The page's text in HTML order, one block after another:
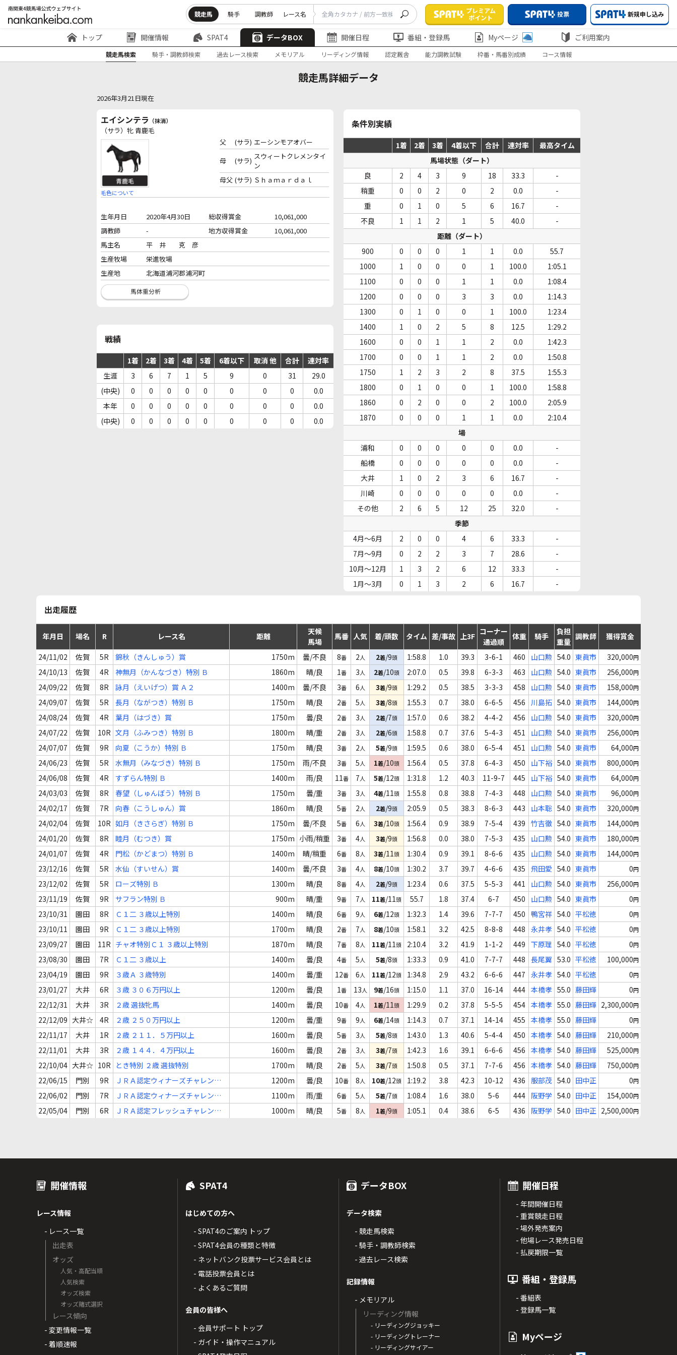
競走馬 騎手 調教師 レース名
プレミアム
ポイント
投票 新規申し込み
トップ 開催情報 SPAT4 データBOX 開催日程 番組・登録馬 Myページ ご利用案内
競走馬検索 騎手・調教師検索 過去レース検索 メモリアル リーディング情報 認定厩舎 能力調教試験 枠番・馬番別成績 コース情報
競走馬詳細データ
2026年3月21日現在
エイシンテラ （抹消）
（サラ）牝 青鹿毛
毛色について
父 (サラ) エーシンモアオバー
母
(サラ) スウィートクレメンタイ
ン
母父 (サラ) Ｓｈａｍａｒｄａｌ
生年月日 2020年4月30日 総収得賞金
10,061,000
調教師
- 地方収得賞金
10,061,000
馬主名
平 井 克 彦
生産牧場
栄進牧場
生産地
北海道浦河郡浦河町
戦績
1着 2着 3着 4着 5着 6着以下 取消 他 合計
連対率
生涯
3 6 7 1 5 9 0 31
29.0
(中央)
0 0 0 0 0 0 0 0
0.0
本年
0 0 0 0 0 0 0 0
0.0
(中央)
0 0 0 0 0 0 0 0 0.0
条件別実績
1着 2着 3着 4着以下 合計 連対率
最高タイム
馬場状態（ダート）
良
2 4 3 9 18 33.3
-
稍重
0 0 2 0 2 0.0
-
重
0 1 0 5 6 16.7
-
不良
1 1 2 1 5 40.0
-
距離（ダート）
900
0 0 0 1 1 0.0
55.7
1000
1 0 0 0 1 100.0
1:05.1
1100
0 0 0 1 1 0.0
1:08.4
1200
0 0 0 3 3 0.0
1:14.3
1300
0 1 0 0 1 100.0
1:23.4
1400
1 0 2 5 8 12.5
1:29.2
1600
0 0 1 1 2 0.0
1:42.3
1700
0 0 1 1 2 0.0
1:50.8
1750
1 2 3 2 8 37.5
1:55.3
1800
0 1 0 0 1 100.0
1:58.8
1860
0 2 0 0 2 100.0
2:05.9
1870
0 0 0 1 1 0.0
2:10.4
場
浦和
0 0 0 0 0 0.0
-
船橋
0 0 0 0 0 0.0
-
大井
1 0 2 3 6 16.7
-
川崎
0 0 0 0 0 0.0
-
その他
2 6 5 12 25 32.0
-
季節
4月～6月
2 0 0 4 6 33.3
-
7月～9月
0 2 2 3 7 28.6
-
10月～12月
1 3 2 6 12 33.3
-
1月～3月
0 1 3 2 6 16.7 -
出走履歴
年月日 場名 R レース名 距離
天候
馬場
馬番 人気 着/頭数 タイム 差/事故 上3F コーナー
通過順
体重 騎手
負担
重量
調教師 獲得賞金
24/11/02 佐賀 5R 錦秋（きんしゅう）賞 1750m 曇/不良 8番 2人 2着/9頭 1:58.8 1.0 39.3 3-6-1 460 山口勲 54.0 東眞市 320,000円
24/10/13 佐賀 4R 神無月（かんなづき）特別 Ｂ 1860m 晴/良 1番 3人 2着/10頭 2:07.0 0.5 39.8 6-3-3 463 山口勲 54.0 東眞市 256,000円
24/09/22 佐賀 8R 詠月（えいげつ）賞 Ａ２ 1400m 曇/不良 3番 6人 3着/9頭 1:29.2 0.5 38.5 3-3-3 458 山口勲 54.0 東眞市 158,000円
24/09/07 佐賀 5R 長月（ながつき）特別 Ｂ 1750m 晴/良 2番 5人 3着/8頭 1:55.3 0.7 38.0 6-6-5 456 川島拓 54.0 東眞市 144,000円
24/08/24 佐賀 4R 葉月（はづき）賞 1750m 曇/良 2番 3人 2着/7頭 1:57.0 0.6 38.2 4-4-2 456 山口勲 54.0 東眞市 320,000円
24/07/22 佐賀 10R 文月（ふみつき）特別 Ｂ 1800m 晴/重 2番 3人 2着/6頭 1:58.8 0.7 37.6 5-4-3 451 山口勲 54.0 東眞市 256,000円
24/07/07 佐賀 9R 向夏（こうか）特別 Ｂ 1750m 晴/良 3番 2人 5着/9頭 1:59.5 0.6 38.0 6-5-4 451 山口勲 54.0 東眞市 64,000円
24/06/23 佐賀 5R 水無月（みなづき）特別 Ｂ 1750m 雨/不良 3番 5人 1着/10頭 1:56.4 0.5 37.8 6-4-3 450 山下裕 54.0 東眞市 800,000円
24/06/08 佐賀 4R すずらん特別 Ｂ 1400m 雨/良 11番 7人 5着/12頭 1:31.8 1.2 40.3 11-9-7 445 山下裕 54.0 東眞市 64,000円
24/03/03 佐賀 8R 春望（しゅんぼう）特別 Ｂ 1750m 曇/重 3番 3人 4着/11頭 1:55.8 0.8 38.8 7-4-3 448 山口勲 54.0 東眞市 96,000円
24/02/17 佐賀 7R 向春（こうしゅん）賞 1860m 晴/良 5番 2人 2着/9頭 2:05.9 0.5 38.3 8-6-3 443 山本聡 54.0 東眞市 320,000円
24/02/04 佐賀 10R 如月（きさらぎ）特別 Ｂ 1750m 曇/不良 5番 6人 3着/10頭 1:56.4 0.9 38.9 7-5-4 439 竹吉徹 54.0 東眞市 144,000円
24/01/20 佐賀 8R 睦月（むつき）賞 1750m 小雨/稍重 3番 4人 3着/9頭 1:56.8 0.0 38.0 7-5-3 435 山口勲 54.0 東眞市 180,000円
24/01/07 佐賀 4R 門松（かどまつ）特別 Ｂ 1400m 晴/稍重 6番 8人 3着/11頭 1:30.4 0.9 39.1 8-6-6 435 山口勲 54.0 東眞市 144,000円
23/12/16 佐賀 5R 水仙（すいせん）賞 1400m 曇/不良 3番 4人 8着/10頭 1:30.2 3.7 39.7 4-6-6 435 飛田愛 54.0 東眞市 0円
23/12/02 佐賀 5R ローズ特別 Ｂ 1300m 晴/良 8番 4人 2着/9頭 1:23.4 0.6 37.5 5-5-3 441 山口勲 54.0 東眞市 256,000円
23/11/19 佐賀 9R サフラン特別 Ｂ 900m 晴/重 9番 7人 11着/11頭 55.7 1.8 37.4 6-7 450 山口勲 54.0 東眞市 0円
23/10/31 園田 8R Ｃ１二 ３歳以上特別 1400m 晴/良 6番 9人 6着/12頭 1:32.3 1.4 39.6 7-7-7 450 鴨宮祥 54.0 平松徳 0円
23/10/11 園田 9R Ｃ１二 ３歳以上特別 1700m 晴/良 2番 7人 8着/10頭 1:58.1 3.2 42.5 8-8-8 448 永井孝 54.0 平松徳 0円
23/09/27 園田 11R チャオ特別Ｃ１ ３歳以上特別 1870m 晴/良 7番 8人 11着/11頭 2:10.4 3.2 41.9 1-1-2 449 下原理 54.0 平松徳 0円
23/08/30 園田 7R Ｃ１二 ３歳以上 1400m 曇/良 4番 5人 5着/8頭 1:33.3 0.9 41.0 7-7-7 448 長尾翼 53.0 平松徳 100,000円
23/04/19 園田 9R ３歳Ａ ３歳特別 1400m 曇/重 12番 6人 11着/12頭 1:34.8 2.9 43.2 6-6-6 447 永井孝 54.0 平松徳 0円
23/01/27 大井 6R ３歳 ３０６万円以上 1200m 曇/良 1番 13人 9着/16頭 1:15.0 1.1 37.0 16-14 444 本橋孝 55.0 藤田輝 0円
22/12/31 大井 3R ２歳 選抜牝馬 1400m 曇/良 10番 4人 1着/11頭 1:29.9 0.2 37.8 5-5-5 454 本橋孝 55.0 藤田輝 2,300,000円
22/12/09 大井☆ 4R ２歳 ２５０万円以上 1200m 曇/重 9番 9人 6着/14頭 1:14.3 0.7 37.1 14-14 455 本橋孝 55.0 藤田輝 0円
22/11/17 大井 1R ２歳 ２１１．５万円以上 1600m 曇/良 5番 3人 5着/8頭 1:43.0 1.3 40.6 5-4-4 450 本橋孝 54.0 藤田輝 210,000円
22/11/01 大井 3R ２歳 １４４．４万円以上 1600m 曇/良 2番 3人 3着/7頭 1:42.3 1.6 39.1 6-6-6 456 本橋孝 54.0 藤田輝 525,000円
22/10/04 大井☆ 10R とき特別 ２歳 選抜特別 1700m 晴/良 2番 5人 3着/7頭 1:50.8 0.5 37.1 7-7-6 456 本橋孝 54.0 藤田輝 750,000円
22/06/15 門別 9R
ＪＲＡ認定ウィナーズチャレンジ
２ ２歳 オープン
1200m 曇/良 10番 8人 10着/12頭 1:19.2 3.8 42.3 10-12 436 服部茂 54.0 田中正 0円
22/06/02 門別 7R
ＪＲＡ認定ウィナーズチャレンジ
１ ２歳 オープン
1100m 雨/重 6番 5人 5着/7頭 1:08.4 1.6 38.0 5-6 444 阪野学 54.0 田中正 154,000円
22/05/04 門別 6R
ＪＲＡ認定フレッシュチャレンジ
1000m 晴/良 5番 8人 1着/9頭 1:05.1 0.4 38.6 6-5 436 阪野学 54.0 田中正 2,500,000円
開催情報
レース情報
- レース一覧
出走表
オッズ
人気・高配当順
人気検索
オッズ検索
オッズ賭式選択
レース傾向
- 変更情報一覧
- 着順速報
SPAT4
はじめての方へ
- SPAT4のご案内 トップ
- SPAT4会員の種類と特徴
- ネットバンク投票サービス会員とは
- 電話投票会員とは
- よくあるご質問
会員の皆様へ
- 会員サポート トップ
- ガイド・操作マニュアル
データBOX
データ検索
- 競走馬検索
- 騎手・調教師検索
- 過去レース検索
記録情報
- メモリアル
リーディング情報
- リーディングジョッキー
- リーディングトレーナー
- リーディングサイアー
開催日程
- 年間開催日程
- 重賞競走日程
- 場外発売案内
- 他場レース発売日程
- 払戻期限一覧
番組・登録馬
- 番組表
- 登録馬一覧
Myページ